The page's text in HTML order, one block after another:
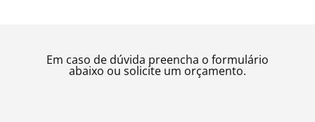
Em caso de dúvida preencha o formulário
abaixo ou solicite um orçamento.